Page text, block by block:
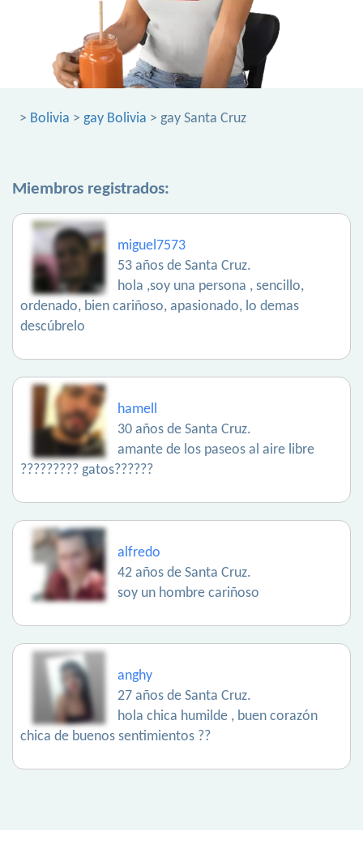
> Bolivia > gay Bolivia > gay Santa Cruz
Miembros registrados:
miguel7573
53 años de Santa Cruz.
hola ,soy una persona , sencillo,
ordenado, bien cariñoso, apasionado, lo demas
descúbrelo
hamell
30 años de Santa Cruz.
amante de los paseos al aire libre
????????? gatos??????
alfredo
42 años de Santa Cruz.
soy un hombre cariñoso
anghy
27 años de Santa Cruz.
hola chica humilde , buen corazón
chica de buenos sentimientos ??